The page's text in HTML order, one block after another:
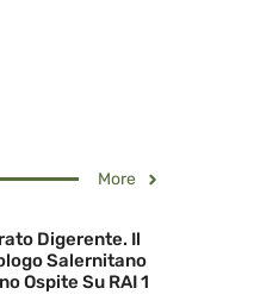
More
Digerente. Il
Salernitano
Ospite Su RAI 1